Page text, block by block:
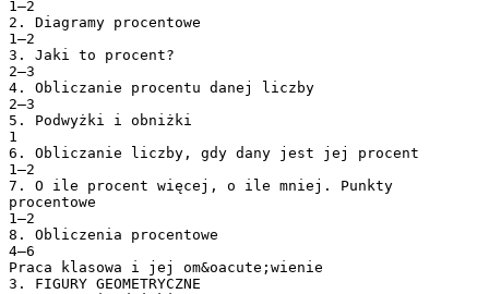
1–2
2. Diagramy procentowe
1–2
3. Jaki to procent?
2–3
4. Obliczanie procentu danej liczby
2–3
5. Podwyżki i obniżki
1
6. Obliczanie liczby, gdy dany jest jej procent
1–2
7. O ile procent więcej, o ile mniej. Punkty
procentowe
1–2
8. Obliczenia procentowe
4–6
Praca klasowa i jej om&oacute;wienie
3. FIGURY GEOMETRYCZNE